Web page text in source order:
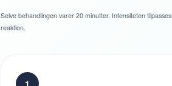
Selve behandlingen varer 20 minutter. Intensiteten
reaktion.